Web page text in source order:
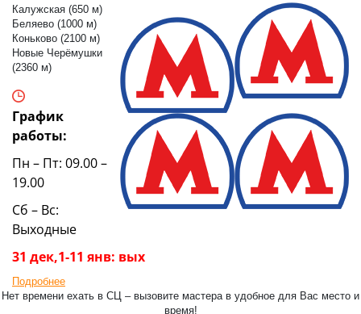
Калужская (650 м)
Беляево (1000 м)
Коньково (2100 м)
Новые Черёмушки
(2360 м)
График
работы:
Пн – Пт: 09.00 –
19.00
Сб – Вс:
Выходные
31 дек,1-11 янв: вых
Подробнее
Нет времени ехать в СЦ – вызовите мастера в удобное для Вас место и
время!